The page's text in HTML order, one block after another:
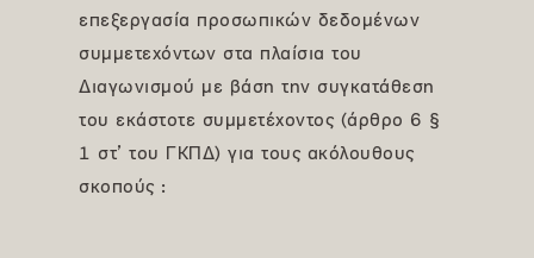
επεξεργασία προσωπικών δεδομένων
συμμετεχόντων στα πλαίσια του
Διαγωνισμού με βάση την συγκατάθεση
του εκάστοτε συμμετέχοντος (άρθρο 6 §
1 στ’ του ΓΚΠΔ) για τους ακόλουθους
σκοπούς :